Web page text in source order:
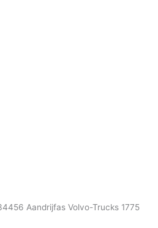
Aandrijfas Volvo-Trucks 1775